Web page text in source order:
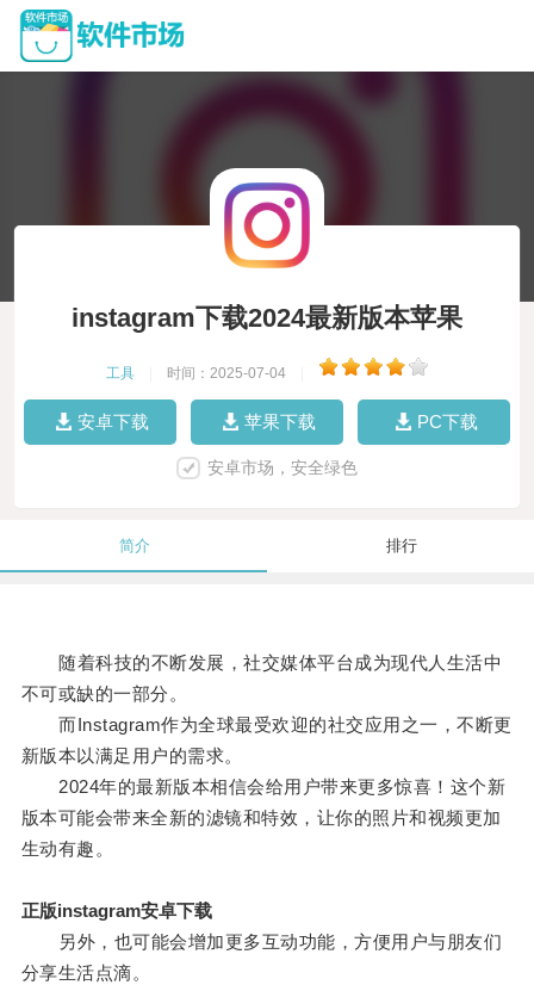
instagram下载2024最新版本苹果
工具 时间：2025-07-04
安卓下载 苹果下载 PC下载
安卓市场，安全绿色
简介 排行
随着科技的不断发展，社交媒体平台成为现代人生活中
不可或缺的一部分。
而Instagram作为全球最受欢迎的社交应用之一，不断更
新版本以满足用户的需求。
2024年的最新版本相信会给用户带来更多惊喜！这个新
版本可能会带来全新的滤镜和特效，让你的照片和视频更加
生动有趣。
正版instagram安卓下载
另外，也可能会增加更多互动功能，方便用户与朋友们
分享生活点滴。